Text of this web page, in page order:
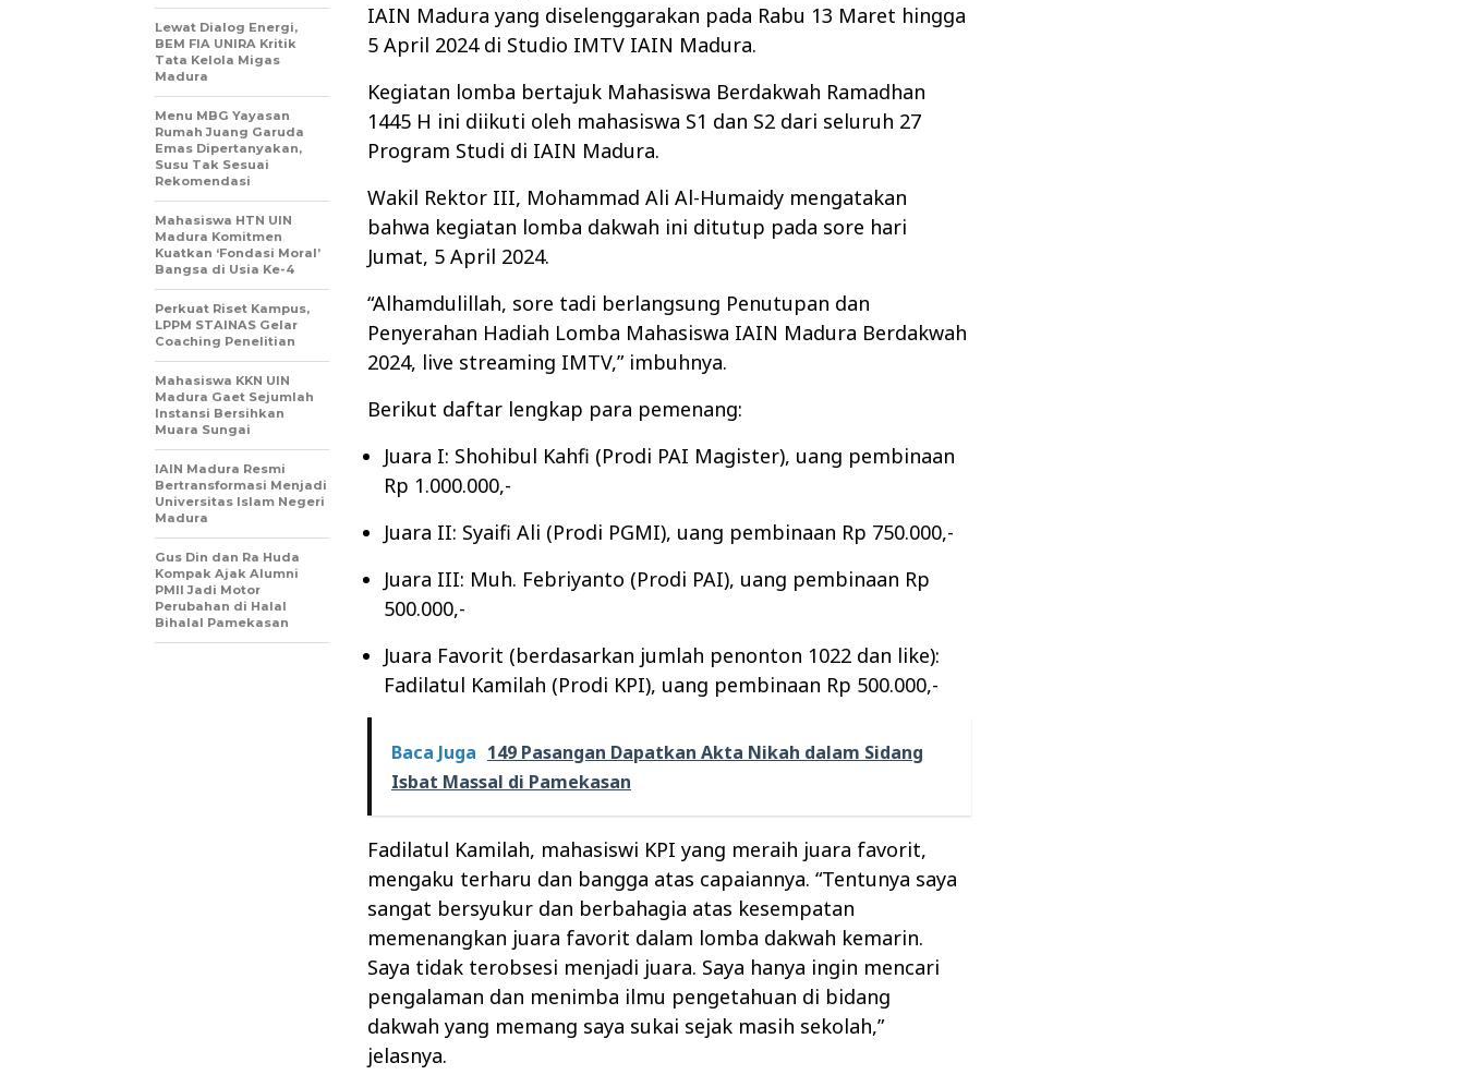
IAIN Madura yang diselenggarakan pada Rabu 13 Maret hingga
5 April 2024 di Studio IMTV IAIN Madura.
Kegiatan lomba bertajuk Mahasiswa Berdakwah Ramadhan
1445 H ini diikuti oleh mahasiswa S1 dan S2 dari seluruh 27
Program Studi di IAIN Madura.
Wakil Rektor III, Mohammad Ali Al-Humaidy mengatakan
bahwa kegiatan lomba dakwah ini ditutup pada sore hari
Jumat, 5 April 2024.
“Alhamdulillah, sore tadi berlangsung Penutupan dan
Penyerahan Hadiah Lomba Mahasiswa IAIN Madura Berdakwah
2024, live streaming IMTV,” imbuhnya.
Berikut daftar lengkap para pemenang:
Juara I: Shohibul Kahfi (Prodi PAI Magister), uang pembinaan
Rp 1.000.000,-
Juara II: Syaifi Ali (Prodi PGMI), uang pembinaan Rp 750.000,-
Juara III: Muh. Febriyanto (Prodi PAI), uang pembinaan Rp
500.000,-
Juara Favorit (berdasarkan jumlah penonton 1022 dan like):
Fadilatul Kamilah (Prodi KPI), uang pembinaan Rp 500.000,-
Baca Juga 149 Pasangan Dapatkan Akta Nikah dalam Sidang
Isbat Massal di Pamekasan
Fadilatul Kamilah, mahasiswi KPI yang meraih juara favorit,
mengaku terharu dan bangga atas capaiannya. “Tentunya saya
sangat bersyukur dan berbahagia atas kesempatan
memenangkan juara favorit dalam lomba dakwah kemarin.
Saya tidak terobsesi menjadi juara. Saya hanya ingin mencari
pengalaman dan menimba ilmu pengetahuan di bidang
dakwah yang memang saya sukai sejak masih sekolah,”
jelasnya.
Lewat Dialog Energi,
BEM FIA UNIRA Kritik
Tata Kelola Migas
Madura
Menu MBG Yayasan
Rumah Juang Garuda
Emas Dipertanyakan,
Susu Tak Sesuai
Rekomendasi
Mahasiswa HTN UIN
Madura Komitmen
Kuatkan ‘Fondasi Moral’
Bangsa di Usia Ke-4
Perkuat Riset Kampus,
LPPM STAINAS Gelar
Coaching Penelitian
Mahasiswa KKN UIN
Madura Gaet Sejumlah
Instansi Bersihkan
Muara Sungai
IAIN Madura Resmi
Bertransformasi Menjadi
Universitas Islam Negeri
Madura
Gus Din dan Ra Huda
Kompak Ajak Alumni
PMII Jadi Motor
Perubahan di Halal
Bihalal Pamekasan